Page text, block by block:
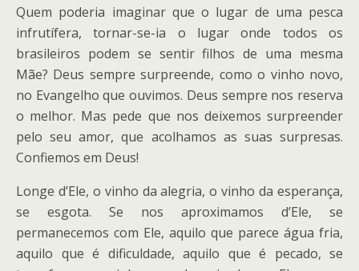
Quem poderia imaginar que o lugar de uma pesca
infrutífera, tornar-se-ia o lugar onde todos os
brasileiros podem se sentir filhos de uma mesma
Mãe? Deus sempre surpreende, como o vinho novo,
no Evangelho que ouvimos. Deus sempre nos reserva
o melhor. Mas pede que nos deixemos surpreender
pelo seu amor, que acolhamos as suas surpresas.
Confiemos em Deus!
Longe d’Ele, o vinho da alegria, o vinho da esperança,
se esgota. Se nos aproximamos d’Ele, se
permanecemos com Ele, aquilo que parece água fria,
aquilo que é dificuldade, aquilo que é pecado, se